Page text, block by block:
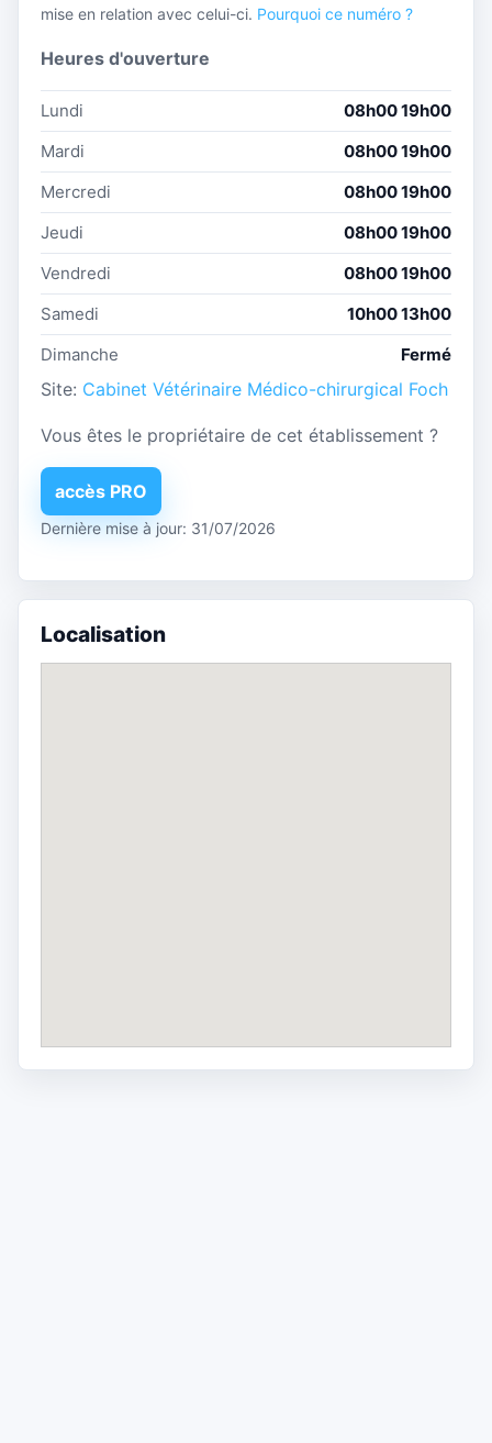
mise en relation avec celui-ci. Pourquoi ce numéro ?
Heures d'ouverture
Lundi
08h00 19h00
Mardi
08h00 19h00
Mercredi
08h00 19h00
Jeudi
08h00 19h00
Vendredi
08h00 19h00
Samedi
10h00 13h00
Dimanche
Fermé
Site: Cabinet Vétérinaire Médico-chirurgical Foch
Vous êtes le propriétaire de cet établissement ?
accès PRO
Dernière mise à jour: 31/07/2026
Localisation